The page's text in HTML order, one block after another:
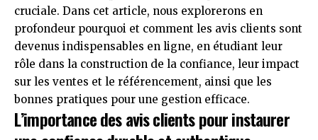
cruciale. Dans cet article, nous explorerons en
profondeur pourquoi et comment les avis clients sont
devenus indispensables en ligne, en étudiant leur
rôle dans la construction de la confiance, leur impact
sur les ventes et le référencement, ainsi que les
bonnes pratiques pour une gestion efficace.
L’importance des avis clients pour instaurer